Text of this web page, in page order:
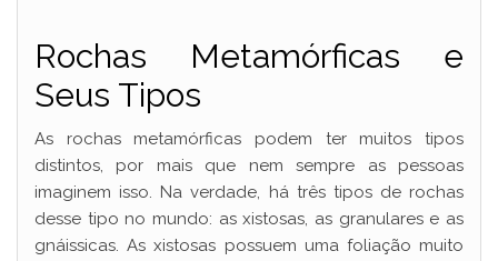
Rochas Metamórficas e
Seus Tipos
As rochas metamórficas podem ter muitos tipos
distintos, por mais que nem sempre as pessoas
imaginem isso. Na verdade, há três tipos de rochas
desse tipo no mundo: as xistosas, as granulares e as
gnáissicas. As xistosas possuem uma foliação muito